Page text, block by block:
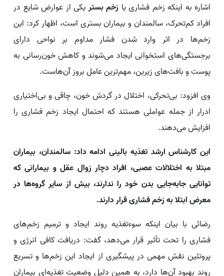
اشاره به اینکه زخم فشاری یا زخم بستریکی از عوارض شایع در
افراد کم‌تحرک، سالمندان و بیماران بستری است، اظهار کرد: این
زخم‌ها در اثر وارد شدن فشار مداوم بر نواحی دارای
برجستگی‌های استخوانی ایجاد می‌شوند و کاهش خون‌رسانی به
پوست و بافت‌های زیرین، مهم‌ترین عامل بروز آن‌هاست.
وی افزود: بی‌تحرکی، اختلال در گردش خون، چاقی و بی‌اختیاری
ادرار از جمله عواملی هستند که احتمال ایجاد زخم فشاری را
افزایش می‌دهند.
این کارشناس ارشد تغذیه بالینی ادامه داد: سالمندان، بیماران
مبتلا به اختلالات عصبی، افراد دچار زوال عقل و بیمارانی که
توانایی جابه‌جایی بدن خود را ندارند، بیش از سایر گروه‌ها در
معرض ابتلا به زخم فشاری قرار دارند.
رضائی با بیان اینکه سوءتغذیه روند ایجاد و ترمیم زخم‌های
فشاری را تحت تأثیر قرار می‌دهد، گفت: دریافت کافی انرژی و
پروتئین نقش مهمی در پیشگیری از ایجاد این زخم‌ها و تسریع
روند بهبود آن‌ها دارد، به همین دلیل وضعیت تغذیه‌ای بیماران